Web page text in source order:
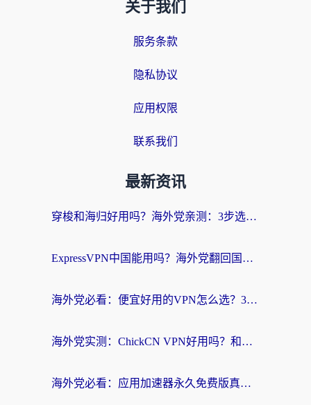
关于我们
服务条款
隐私协议
应用权限
联系我们
最新资讯
穿梭和海归好用吗？海外党亲测：3步选对回国加速器，无缝刷国内剧玩手游
ExpressVPN中国能用吗？海外党翻回国内的加速器选择指南（附番茄加速器实测）
海外党必看：便宜好用的VPN怎么选？3步解决回国访问难题+Steam改区技巧
海外党实测：ChickCN VPN好用吗？和OurPlay VPN对比哪个回国效果更好？附避坑指南
海外党必看：应用加速器永久免费版真的靠谱吗？教你选对回国加速器无缝刷国内资源